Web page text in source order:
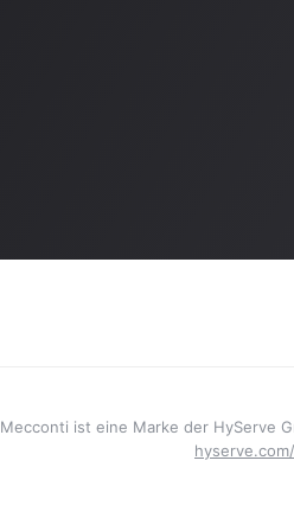
Mecconti ist eine Marke der HyServe